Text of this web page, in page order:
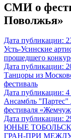
СМИ о
Поволжья»
Дата публикации:
Усть-Усинские
прошедшего
Дата публикации:
Танцоры из
фестиваль
Дата публикации: 4
Ансамбль
фестиваля
Дата публикации:
ЮНЫЕ
ГРАН-ПРИ